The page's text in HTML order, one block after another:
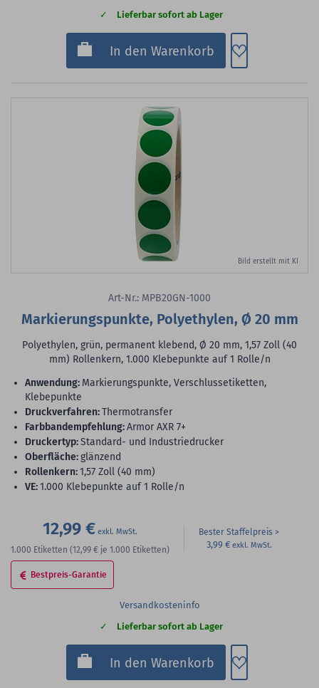
Lieferbar sofort ab Lager
In den Warenkorb Zum
Bild erstellt mit KI
Art-Nr.: MPB20GN-1000
Markierungspunkte, Polyethylen, Ø 20 mm
Polyethylen, grün, permanent klebend, Ø 20 mm, 1,57 Zoll (40
mm) Rollenkern, 1.000 Klebepunkte auf 1 Rolle/n
Anwendung: Markierungspunkte, Verschlussetiketten,
Klebepunkte
Druckverfahren:Thermotransfer
Farbbandempfehlung:Armor AXR 7+
Druckertyp:Standard- und Industriedrucker
Oberfläche:glänzend
Rollenkern:1,57 Zoll (40 mm)
VE:1.000 Klebepunkte auf 1 Rolle/n
12,99 €
1.000 Etiketten (12,99 € je 1.000 Etiketten)
Bester Staffelpreis
3,99 €
Bestpreis-Garantie
Versandkosteninfo
Lieferbar sofort ab Lager
In den Warenkorb Zum